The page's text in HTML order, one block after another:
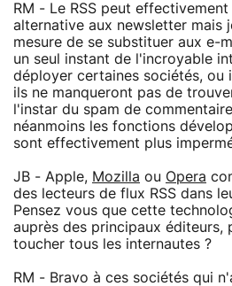
RM - Le RSS peut
alternative aux newsletter mais
mesure de se substituer aux e-
un seul instant de l'incroyable
déployer certaines sociétés, ou
ils ne manqueront pas de
l'instar du spam de
néanmoins les fonctions
sont effectivement plus
JB - Apple, Mozilla ou Opera
des lecteurs de flux RSS dans
Pensez vous que cette
auprès des principaux éditeurs,
toucher tous les internautes ?
RM - Bravo à ces sociétés qui